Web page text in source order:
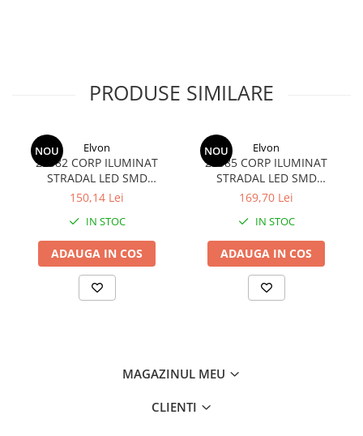
PRODUSE SIMILARE
NOU Elvon
23582 CORP ILUMINAT
STRADAL LED SMD
EQUINOX II 6500K IP65 30W
150,14 Lei
IN STOC
ADAUGA IN COS
NOU Elvon
23585 CORP ILUMINAT
STRADAL LED SMD
EQUINOX II 6500K IP65 50W
169,70 Lei
IN STOC
ADAUGA IN COS
MAGAZINUL MEU
CLIENTI